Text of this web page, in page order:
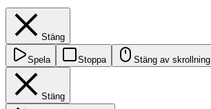
Stäng
Spela Stoppa Stäng av skrollning
Stäng